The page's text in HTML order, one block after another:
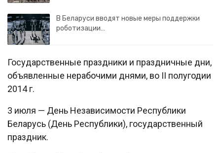
В Беларуси вводят новые меры поддержки
роботизации…
Государственные праздники и праздничные дни,
объявленные нерабочими днями, во II полугодии
2014 г.
3 июля — День Независимости Республики
Беларусь (День Республики), государственный
праздник.